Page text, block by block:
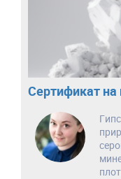
Сертификат на